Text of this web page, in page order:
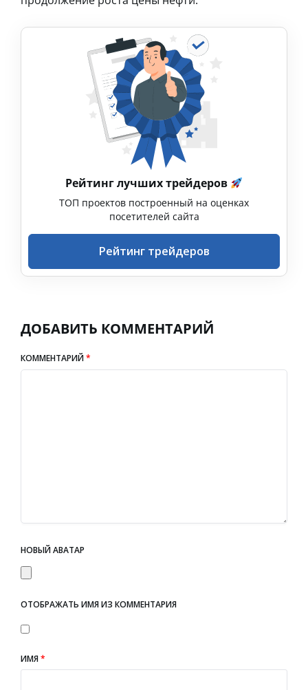
Рейтинг лучших трейдеров
ТОП проектов построенный на оценках
посетителей сайта
Рейтинг трейдеров
ДОБАВИТЬ КОММЕНТАРИЙ
КОММЕНТАРИЙ*
НОВЫЙ АВАТАР
ОТОБРАЖАТЬ ИМЯ ИЗ КОММЕНТАРИЯ
ИМЯ*